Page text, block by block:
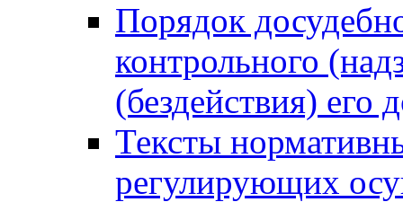
Порядок
контрольного
(бездействия)
Тексты
регулирующих